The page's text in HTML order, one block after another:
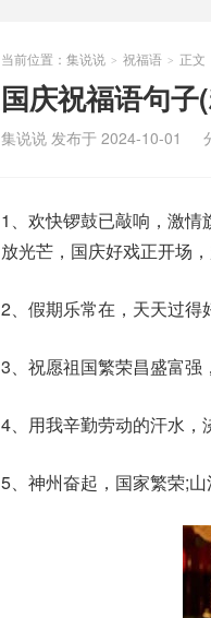
当前位置： 集说说 > 祝福语 > 正文
国庆祝福语句子
集说说 发布于 2024-10-01
1、欢快锣鼓已敲响，激
放光芒，国庆好戏正开场
2、假期乐常在，天天过得
3、祝愿祖国繁荣昌盛富强
4、用我辛勤劳动的汗水，
5、神州奋起，国家繁荣;